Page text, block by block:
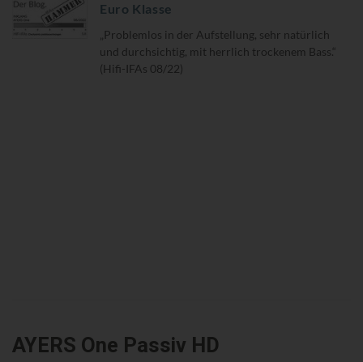
Euro Klasse
„Problemlos in der Aufstellung, sehr natürlich
und durchsichtig, mit herrlich trockenem Bass.“
(Hifi-IFAs 08/22)
AYERS One Passiv HD